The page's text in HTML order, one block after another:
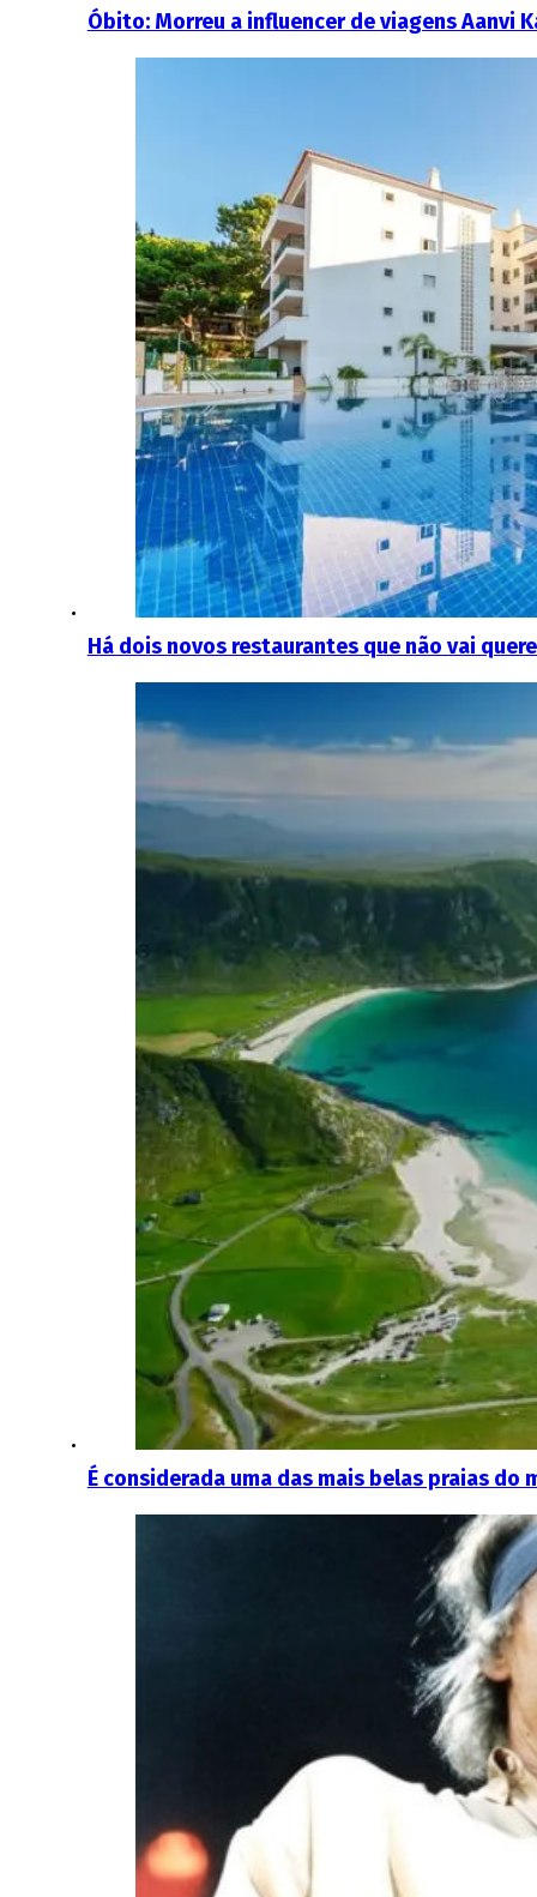
Óbito: Morreu a influencer de viagens Aanvi
Há dois novos restaurantes que não vai
É considerada uma das mais belas praias do